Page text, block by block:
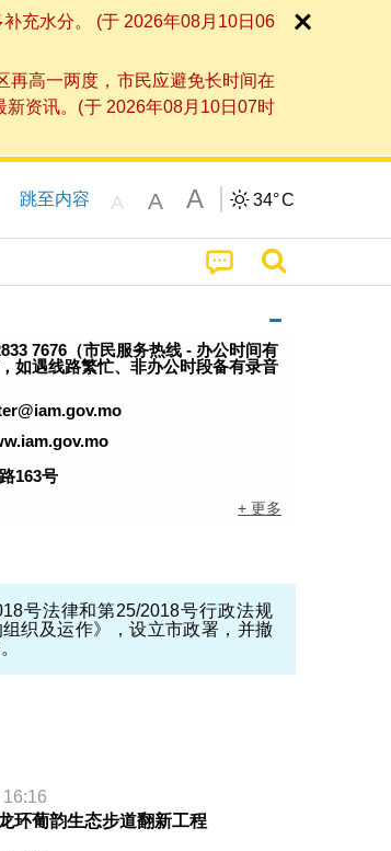
充水分。 (于 2026年08月10日06
再高一两度，市民应避免长时间在
资讯。(于 2026年08月10日07时
跳至内容 A A A 34°C
7676（市民服务热线 - 办公时间有
如遇线路繁忙、非办公时段备有录音
163号
+ 更多
号法律和第25/2018号行政法规
组织及运作》，设立市政署，并撤
环葡韵生态步道翻新工程